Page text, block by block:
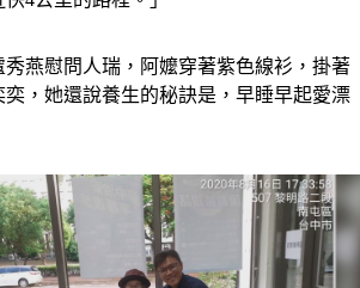
燕慰問人瑞，阿嬤穿著紫色線衫，掛著
，她還說養生的秘訣是，早睡早起愛漂